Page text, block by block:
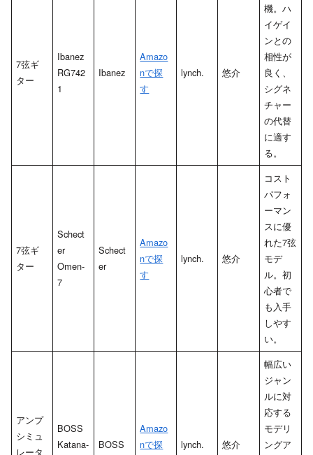
7弦ギ
ター
Ibanez
RG742
1
Ibanez
Amazo
nで探
す
lynch. 悠介
機。ハ
イゲイ
ンとの
相性が
良く、
シグネ
チャー
の代替
に適す
る。
7弦ギ
ター
Schect
er
Omen-
7
Schect
er
Amazo
nで探
す
lynch. 悠介
コスト
パフォ
ーマン
スに優
れた7弦
モデ
ル。初
心者で
も入手
しやす
い。
アンプ
シミュ
レータ
BOSS
Katana-
BOSS
Amazo
nで探
lynch. 悠介
幅広い
ジャン
ルに対
応する
モデリ
ングア